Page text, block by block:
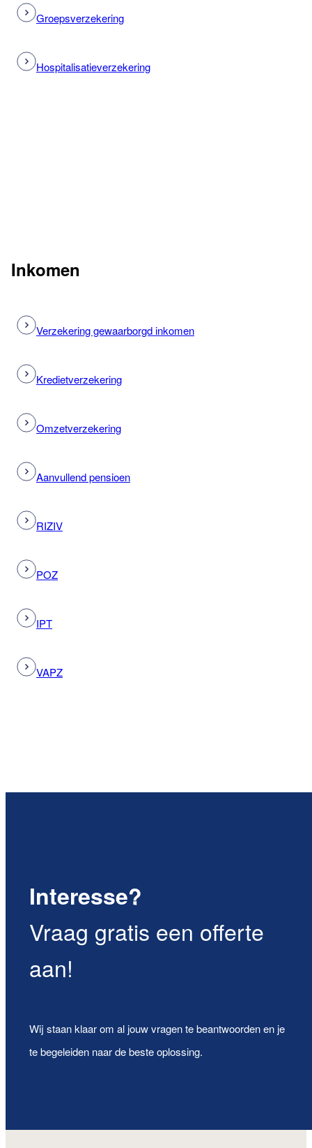
Groepsverzekering
Hospitalisatieverzekering
Inkomen
Verzekering gewaarborgd inkomen
Kredietverzekering
Omzetverzekering
Aanvullend pensioen
RIZIV
POZ
IPT
VAPZ
Interesse?
Vraag gratis een offerte
aan!
Wij staan klaar om al jouw vragen te beantwoorden en je
te begeleiden naar de beste oplossing.